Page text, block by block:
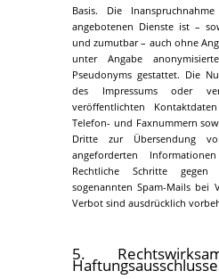
Basis. Die
angebotenen Dienste ist –
und zumutbar – auch ohne
unter Angabe
Pseudonyms gestattet. Die
des Impressums oder
veröffentlichten
Telefon- und Faxnummern
Dritte zur Übersendung
angeforderten
Rechtliche Schritte
sogenannten Spam-Mails bei
Verbot sind ausdrücklich
5.